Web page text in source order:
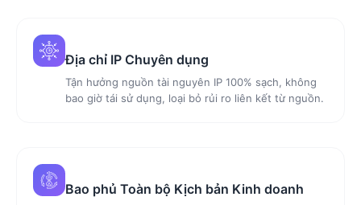
Địa chỉ IP Chuyên dụng
Tận hưởng nguồn tài nguyên IP 100% sạch, không
bao giờ tái sử dụng, loại bỏ rủi ro liên kết từ nguồn.
Bao phủ Toàn bộ Kịch bản Kinh doanh